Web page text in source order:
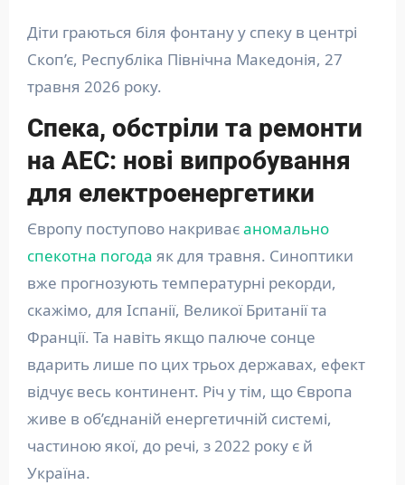
Діти граються біля фонтану у спеку в центрі
Скоп’є, Республіка Північна Македонія, 27
травня 2026 року.
Спека, обстріли та ремонти
на АЕС: нові випробування
для електроенергетики
Європу поступово накриваєаномально
спекотна погода як для травня. Синоптики
вже прогнозують температурні рекорди,
скажімо, для Іспанії, Великої Британії та
Франції. Та навіть якщо палюче сонце
вдарить лише по цих трьох державах, ефект
відчує весь континент. Річ у тім, що Європа
живе в об’єднаній енергетичній системі,
частиною якої, до речі, з 2022 року є й
Україна.